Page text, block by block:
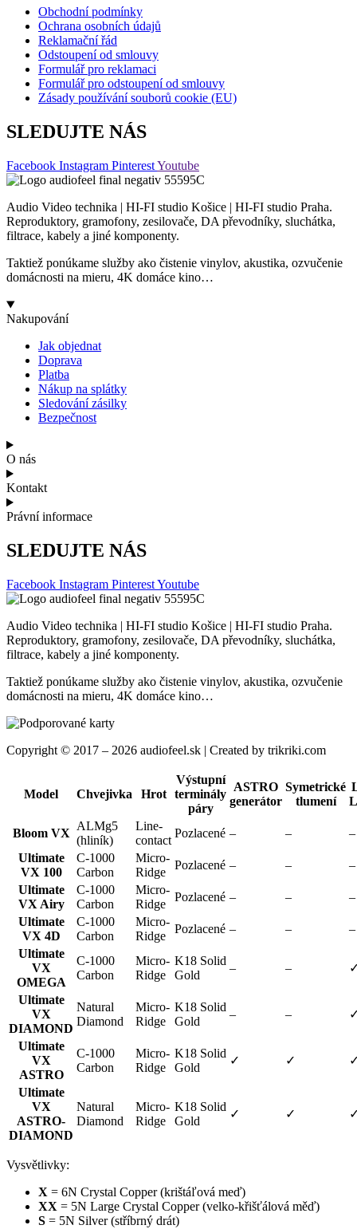
Obchodní podmínky
Ochrana osobních údajů
Reklamační řád
Odstoupení od smlouvy
Formulář pro reklamaci
Formulář pro odstoupení od smlouvy
Zásady používání souborů cookie (EU)
SLEDUJTE NÁS
Facebook Instagram PinterestYoutube
Audio Video technika | HI-FI studio Košice | HI-FI studio Praha.
Reproduktory, gramofony, zesilovače, DA převodníky, sluchátka,
filtrace, kabely a jiné komponenty.
Taktiež ponúkame služby ako čistenie vinylov, akustika, ozvučenie
domácnosti na mieru, 4K domáce kino…
Nakupování
Jak objednat
Doprava
Platba
Nákup na splátky
Sledování zásilky
Bezpečnost
O nás
Kontakt
Právní informace
SLEDUJTE NÁS
Facebook Instagram PinterestYoutube
Audio Video technika | HI-FI studio Košice | HI-FI studio Praha.
Reproduktory, gramofony, zesilovače, DA převodníky, sluchátka,
filtrace, kabely a jiné komponenty.
Taktiež ponúkame služby ako čistenie vinylov, akustika, ozvučenie
domácnosti na mieru, 4K domáce kino…
Copyright © 2017 – 2026 audiofeel.sk | Created by trikriki.com
Model Chvejivka Hrot
Výstupní
terminály
páry
ASTRO
generátor
Symetrické
tlumení
Bloom VX
ALMg5
(hliník)
Line-
contact
Pozlacené – –
–
Ultimate
VX 100
C-1000
Carbon
Micro-
Ridge
Pozlacené – –
–
Ultimate
VX Airy
C-1000
Carbon
Micro-
Ridge
Pozlacené – –
–
Ultimate
VX 4D
C-1000
Carbon
Micro-
Ridge
Pozlacené – –
–
Ultimate
VX
OMEGA
C-1000
Carbon
Micro-
Ridge
K18 Solid
Gold
– –
Ultimate
VX
DIAMOND
Natural
Diamond
Micro-
Ridge
K18 Solid
Gold
– –
Ultimate
VX
ASTRO
C-1000
Carbon
Micro-
Ridge
K18 Solid
Gold
✓ ✓
Ultimate
VX
ASTRO-
DIAMOND
Natural
Diamond
Micro-
Ridge
K18 Solid
Gold
✓ ✓
Vysvětlivky:
X = 6N Crystal Copper (krištáľová meď)
XX = 5N Large Crystal Copper (velko-křišťálová měď)
S = 5N Silver (stříbrný drát)